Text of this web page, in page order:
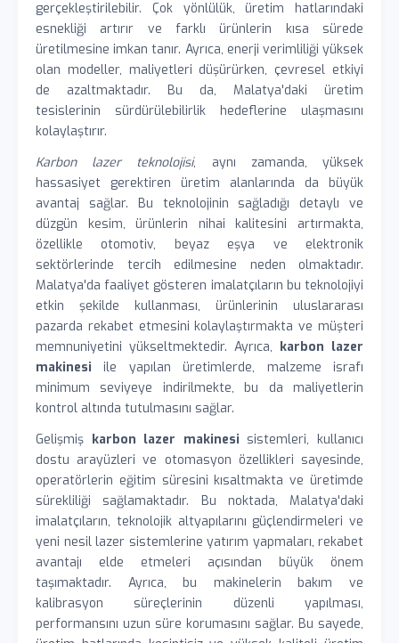
gerçekleştirilebilir. Çok yönlülük, üretim hatlarındaki
esnekliği artırır ve farklı ürünlerin kısa sürede
üretilmesine imkan tanır. Ayrıca, enerji verimliliği yüksek
olan modeller, maliyetleri düşürürken, çevresel etkiyi
de azaltmaktadır. Bu da, Malatya'daki üretim
tesislerinin sürdürülebilirlik hedeflerine ulaşmasını
kolaylaştırır.
Karbon lazer teknolojisi, aynı zamanda, yüksek
hassasiyet gerektiren üretim alanlarında da büyük
avantaj sağlar. Bu teknolojinin sağladığı detaylı ve
düzgün kesim, ürünlerin nihai kalitesini artırmakta,
özellikle otomotiv, beyaz eşya ve elektronik
sektörlerinde tercih edilmesine neden olmaktadır.
Malatya'da faaliyet gösteren imalatçıların bu teknolojiyi
etkin şekilde kullanması, ürünlerinin uluslararası
pazarda rekabet etmesini kolaylaştırmakta ve müşteri
memnuniyetini yükseltmektedir. Ayrıca, karbon lazer
makinesi ile yapılan üretimlerde, malzeme israfı
minimum seviyeye indirilmekte, bu da maliyetlerin
kontrol altında tutulmasını sağlar.
Gelişmiş karbon lazer makinesi sistemleri, kullanıcı
dostu arayüzleri ve otomasyon özellikleri sayesinde,
operatörlerin eğitim süresini kısaltmakta ve üretimde
sürekliliği sağlamaktadır. Bu noktada, Malatya'daki
imalatçıların, teknolojik altyapılarını güçlendirmeleri ve
yeni nesil lazer sistemlerine yatırım yapmaları, rekabet
avantajı elde etmeleri açısından büyük önem
taşımaktadır. Ayrıca, bu makinelerin bakım ve
kalibrasyon süreçlerinin düzenli yapılması,
performansını uzun süre korumasını sağlar. Bu sayede,